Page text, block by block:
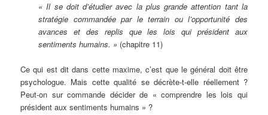
« Il se doit d’étudier avec la plus grande attention tant la
stratégie commandée par le terrain ou l’opportunité des
avances et des replis que les lois qui président aux
sentiments humains. » (chapitre 11)
Ce qui est dit dans cette maxime, c’est que le général doit être
psychologue. Mais cette qualité se décrète-t-elle réellement ?
Peut-on sur commande décider de « comprendre les lois qui
président aux sentiments humains » ?